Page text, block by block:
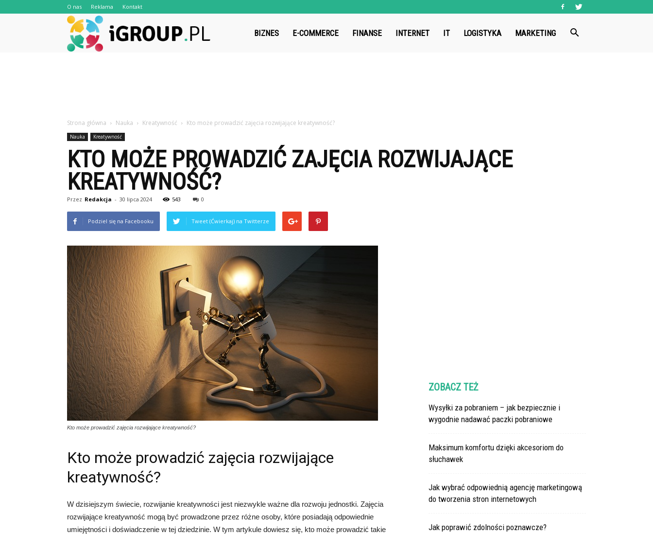
O nas Reklama Kontakt
BIZNES E-COMMERCE FINANSE INTERNET IT LOGISTYKA MARKETING
Strona główna Nauka Kreatywność Kto może prowadzić zajęcia rozwijające kreatywność?
Nauka Kreatywność
KTO MOŻE PROWADZIĆ ZAJĘCIA ROZWIJAJĄCE
KREATYWNOŚĆ?
Przez Redakcja - 30 lipca 2024 543 0
Podziel się na Facebooku Tweet (Ćwierkaj) na Twitterze
Kto może prowadzić zajęcia rozwijające kreatywność?
Kto może prowadzić zajęcia rozwijające
kreatywność?
W dzisiejszym świecie, rozwijanie kreatywności jest niezwykle ważne dla rozwoju jednostki. Zajęcia
rozwijające kreatywność mogą być prowadzone przez różne osoby, które posiadają odpowiednie
umiejętności i doświadczenie w tej dziedzinie. W tym artykule dowiesz się, kto może prowadzić takie
ZOBACZ TEŻ
Wysyłki za pobraniem – jak bezpiecznie i
wygodnie nadawać paczki pobraniowe
Maksimum komfortu dzięki akcesoriom do
słuchawek
Jak wybrać odpowiednią agencję marketingową
do tworzenia stron internetowych
Jak poprawić zdolności poznawcze?